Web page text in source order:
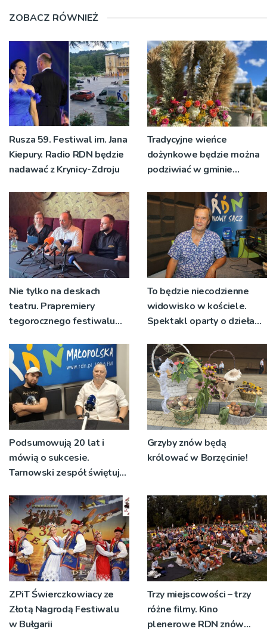
ZOBACZ RÓWNIEŻ
Rusza 59. Festiwal im. Jana
Kiepury. Radio RDN będzie
nadawać z Krynicy-Zdroju
Tradycyjne wieńce
dożynkowe będzie można
podziwiać w gminie
Nie tylko na deskach
teatru. Prapremiery
tegorocznego festiwalu
niecodziennych
okolicznościach
To będzie niecodzienne
widowisko w kościele.
Spektakl oparty o dzieła
Podsumowują 20 lat i
mówią o sukcesie.
Tarnowski zespół świętuje
koncert
Grzyby znów będą
królować w Borzęcinie!
ZPiT Świerczkowiacy ze
Złotą Nagrodą Festiwalu
w Bułgarii
Trzy miejscowości – trzy
różne filmy. Kino
plenerowe RDN znów